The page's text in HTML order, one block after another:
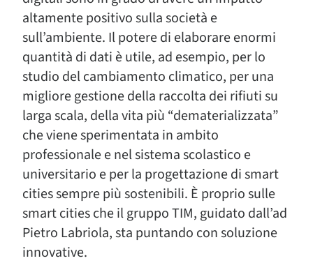
altamente positivo sulla società e
sull’ambiente. Il potere di elaborare enormi
quantità di dati è utile, ad esempio, per lo
studio del cambiamento climatico, per una
migliore gestione della raccolta dei rifiuti su
larga scala, della vita più “dematerializzata”
che viene sperimentata in ambito
professionale e nel sistema scolastico e
universitario e per la progettazione di smart
cities sempre più sostenibili. È proprio sulle
smart cities che il gruppo TIM, guidato dall’ad
Pietro Labriola, sta puntando con soluzione
innovative.